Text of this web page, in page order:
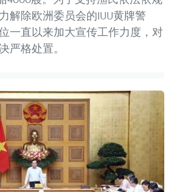
解除欧洲委员会的IUU黄牌警
一直以来加大宣传工作力度，对
严格处置。